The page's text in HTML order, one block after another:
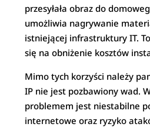
przesyłała obraz do
umożliwia nagrywanie
istniejącej infrastruktury IT.
się na obniżenie kosztów
Mimo tych korzyści należy
IP nie jest pozbawiony wad.
problemem jest niestabilne
internetowe oraz ryzyko